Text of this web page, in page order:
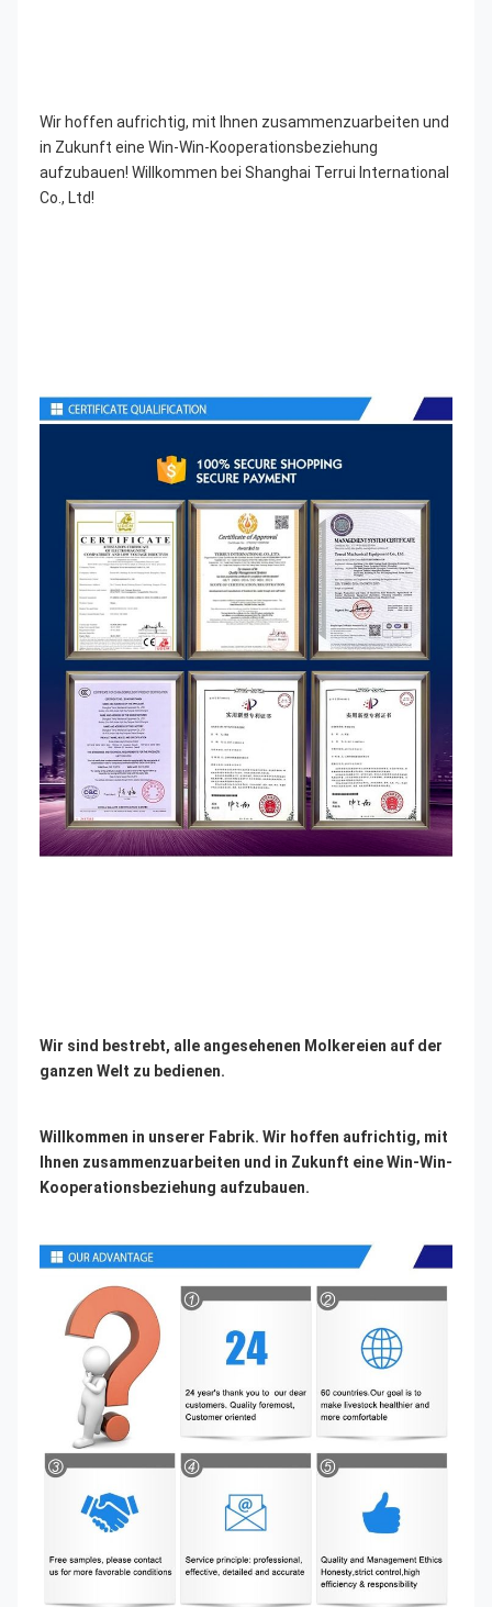
Wir hoffen aufrichtig, mit Ihnen zusammenzuarbeiten und
in Zukunft eine Win-Win-Kooperationsbeziehung
aufzubauen! Willkommen bei Shanghai Terrui International
Co., Ltd!
Wir sind bestrebt, alle angesehenen Molkereien auf der
ganzen Welt zu bedienen.
Willkommen in unserer Fabrik. Wir hoffen aufrichtig, mit
Ihnen zusammenzuarbeiten und in Zukunft eine Win-Win-
Kooperationsbeziehung aufzubauen.